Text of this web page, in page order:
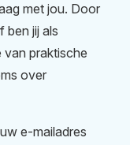
met jou. Door
ben jij als
van praktische
over
e-mailadres